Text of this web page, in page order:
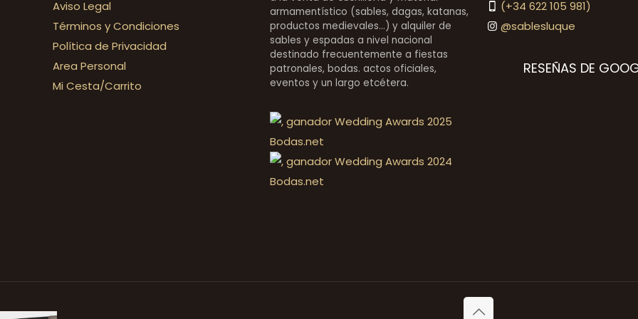
Aviso Legal
Términos y Condiciones
Política de Privacidad
Area Personal
Mi Cesta/Carrito
armamentístico (sables, dagas, katanas,
productos medievales...) y alquiler de
sables y espadas a nivel nacional
destinado frecuentemente a fiestas
patronales, bodas. actos oficiales,
eventos y un largo etcétera.
(+34 622 105 981)
@sablesluque
RESEÑAS DE